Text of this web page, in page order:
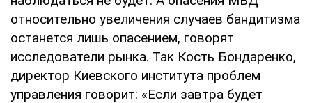
относительно увеличения случаев бандитизма
останется лишь опасением, говорят
исследователи рынка. Так Кость Бондаренко,
директор Киевского института проблем
управления говорит: «Если завтра будет